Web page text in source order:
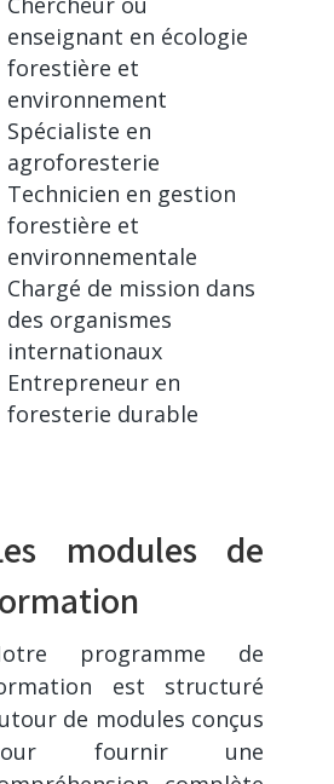
enseignant en écologie
forestière et
environnement
Spécialiste en
agroforesterie
Technicien en gestion
forestière et
environnementale
Chargé de mission dans
des organismes
internationaux
Entrepreneur en
foresterie durable
modules de
programme de
est structuré
de modules conçus
fournir une